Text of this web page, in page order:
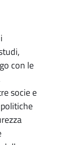
con le
socie e